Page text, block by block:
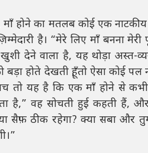
माँ होने का मतलब कोई एक
है। “मेरे लिए माँ बनना
देने वाला है, यह थोड़ा अस्त-
बड़ा होते देखती हूँ, तो ऐसा कोई
तो यह है कि एक माँ होने से
है,” वह सोचती हुई कहती हैं,
सैफ़ ठीक रहेगा? क्या सबा और